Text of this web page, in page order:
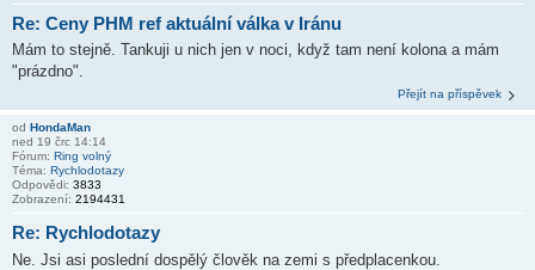
Re: Ceny PHM ref aktuální válka v Iránu
Mám to stejně. Tankuji u nich jen v noci, když tam není kolona a mám
"prázdno".
Přejít na příspěvek
od HondaMan
ned 19 črc 14:14
Fórum: Ring volný
Téma: Rychlodotazy
Odpovědi: 3833
Zobrazení: 2194431
Re: Rychlodotazy
Ne. Jsi asi poslední dospělý člověk na zemi s předplacenkou.